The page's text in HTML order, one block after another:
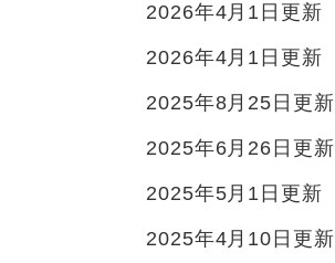
2026年4月1日更新
2026年4月1日更新
2025年8月25日更新
2025年6月26日更新
2025年5月1日更新
2025年4月10日更新